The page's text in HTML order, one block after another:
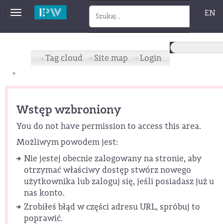
Toggle
EN
Tag cloud Site map Login
»
Wstęp wzbroniony
You do not have permission to access this area.
Możliwym powodem jest:
Nie jestej obecnie zalogowany na stronie, aby
otrzymać właściwy dostęp stwórz nowego
użytkownika lub zaloguj się, jeśli posiadasz już u
nas konto.
Zrobiłeś błąd w części adresu URL, spróbuj to
poprawić.